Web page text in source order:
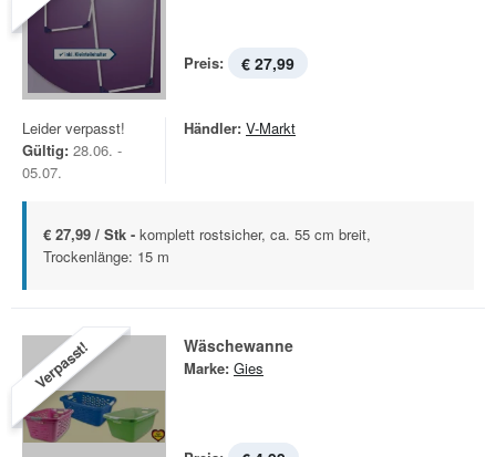
Preis: € 27,99
Leider verpasst!
Gültig: 28.06. -
05.07.
Händler: V-Markt
€ 27,99 / Stk - komplett rostsicher, ca. 55 cm breit,
Trockenlänge: 15 m
Verpasst! Wäschewanne
Marke: Gies